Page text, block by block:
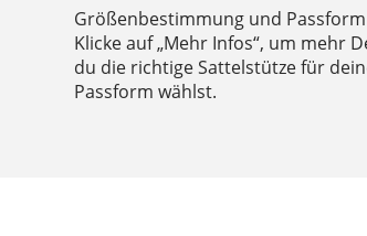
Größenbestimmung und Passform
Klicke auf „Mehr Infos“, um mehr
du die richtige Sattelstütze für
Passform wählst.